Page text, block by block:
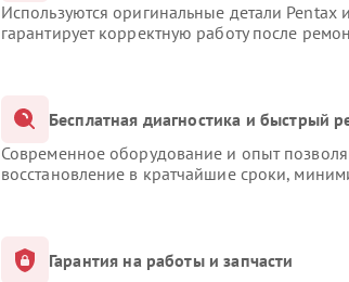
Используются оригинальные детали
гарантирует корректную работу после
Бесплатная диагностика и быстрый
Современное оборудование и опыт
восстановление в кратчайшие сроки,
Гарантия на работы и запчасти